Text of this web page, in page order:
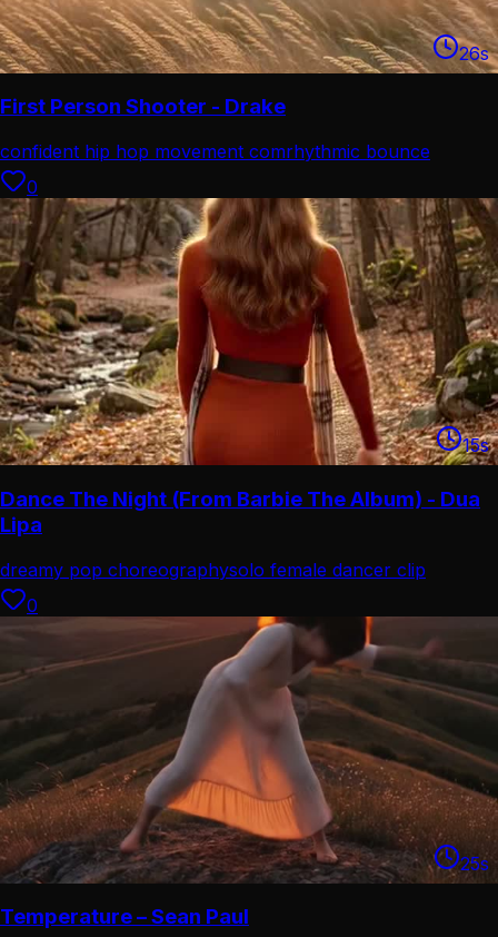
26s
First Person Shooter - Drake
confident hip hop movement comrhythmic bounce
choreography
0
15s
Dance The Night (From Barbie The Album) - Dua
Lipa
dreamy pop choreographysolo female dancer clip
0
25s
Temperature – Sean Paul